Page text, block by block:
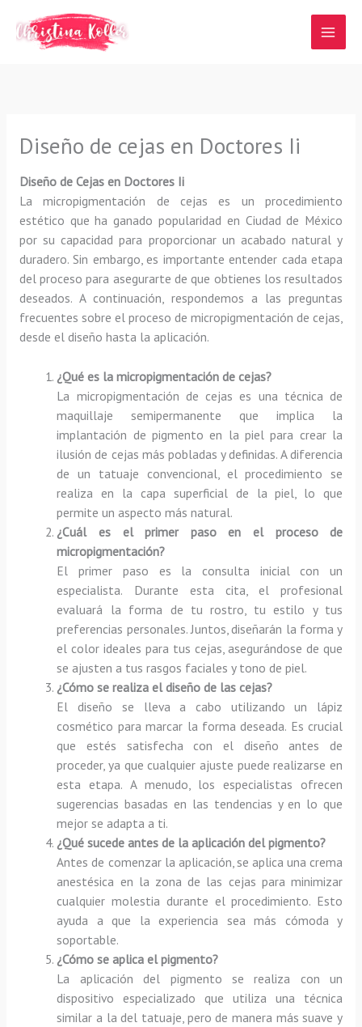
contenido
Diseño de cejas en Doctores Ii
Diseño de Cejas en Doctores Ii
La micropigmentación de cejas es un procedimiento
estético que ha ganado popularidad en Ciudad de México
por su capacidad para proporcionar un acabado natural y
duradero. Sin embargo, es importante entender cada etapa
del proceso para asegurarte de que obtienes los resultados
deseados. A continuación, respondemos a las preguntas
frecuentes sobre el proceso de micropigmentación de cejas,
desde el diseño hasta la aplicación.
¿Qué es la micropigmentación de cejas?
La micropigmentación de cejas es una técnica de
maquillaje semipermanente que implica la
implantación de pigmento en la piel para crear la
ilusión de cejas más pobladas y definidas. A diferencia
de un tatuaje convencional, el procedimiento se
realiza en la capa superficial de la piel, lo que
permite un aspecto más natural.
¿Cuál es el primer paso en el proceso de
micropigmentación?
El primer paso es la consulta inicial con un
especialista. Durante esta cita, el profesional
evaluará la forma de tu rostro, tu estilo y tus
preferencias personales. Juntos, diseñarán la forma y
el color ideales para tus cejas, asegurándose de que
se ajusten a tus rasgos faciales y tono de piel.
¿Cómo se realiza el diseño de las cejas?
El diseño se lleva a cabo utilizando un lápiz
cosmético para marcar la forma deseada. Es crucial
que estés satisfecha con el diseño antes de
proceder, ya que cualquier ajuste puede realizarse en
esta etapa. A menudo, los especialistas ofrecen
sugerencias basadas en las tendencias y en lo que
mejor se adapta a ti.
¿Qué sucede antes de la aplicación del pigmento?
Antes de comenzar la aplicación, se aplica una crema
anestésica en la zona de las cejas para minimizar
cualquier molestia durante el procedimiento. Esto
ayuda a que la experiencia sea más cómoda y
soportable.
¿Cómo se aplica el pigmento?
La aplicación del pigmento se realiza con un
dispositivo especializado que utiliza una técnica
similar a la del tatuaje, pero de manera más suave y